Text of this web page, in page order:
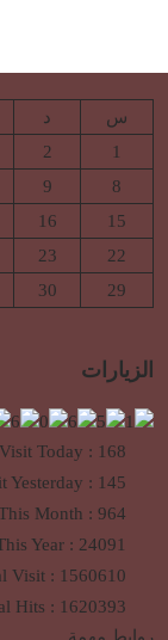
س
د
1
2
8
9
15
16
22
23
29
30
الزيارات